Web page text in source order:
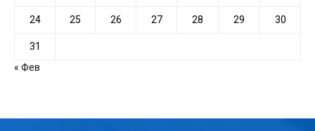
24 25 26 27 28 29 30
31
« Фев